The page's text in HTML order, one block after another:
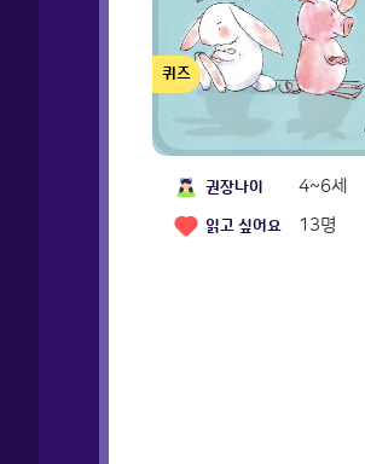
퀴즈
권장나이 4~6세
읽고 싶어요 13명